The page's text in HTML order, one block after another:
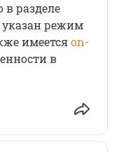
разделе
режим
имеетсяon-
в